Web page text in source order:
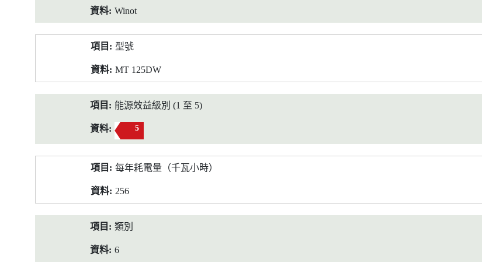
Winot
型號
MT 125DW
能源效益級別 (1 至 5)
5
每年耗電量（千瓦小時）
256
類別
6